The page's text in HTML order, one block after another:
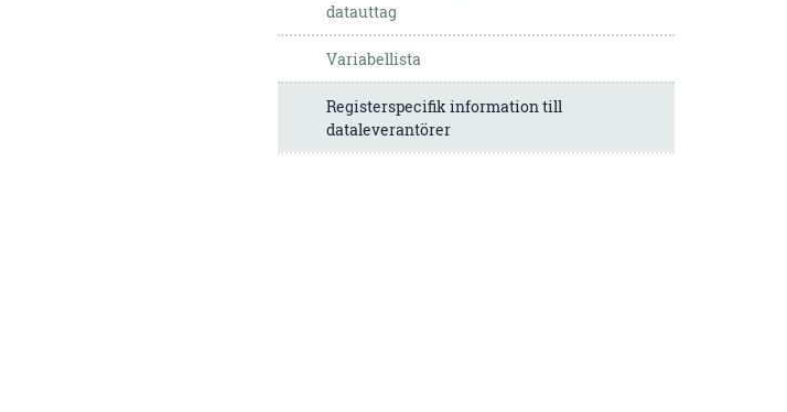
datauttag
Variabellista
Registerspecifik information till
dataleverantörer